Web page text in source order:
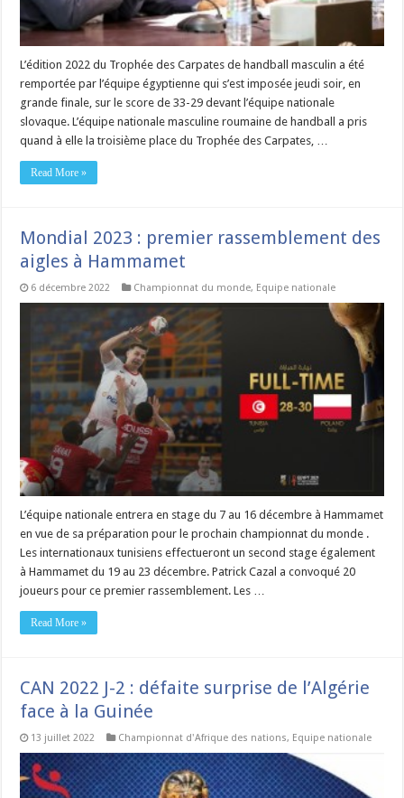
L’édition 2022 du Trophée des Carpates de handball masculin a été
remportée par l’équipe égyptienne qui s’est imposée jeudi soir, en
grande finale, sur le score de 33-29 devant l’équipe nationale
slovaque. L’équipe nationale masculine roumaine de handball a pris
quand à elle la troisième place du Trophée des Carpates, …
Read More »
Mondial 2023 : premier rassemblement des
aigles à Hammamet
6 décembre 2022 Championnat du monde, Equipe nationale
L’équipe nationale entrera en stage du 7 au 16 décembre à Hammamet
en vue de sa préparation pour le prochain championnat du monde .
Les internationaux tunisiens effectueront un second stage également
à Hammamet du 19 au 23 décembre. Patrick Cazal a convoqué 20
joueurs pour ce premier rassemblement. Les …
Read More »
CAN 2022 J-2 : défaite surprise de l’Algérie
face à la Guinée
13 juillet 2022 Championnat d'Afrique des nations, Equipe nationale